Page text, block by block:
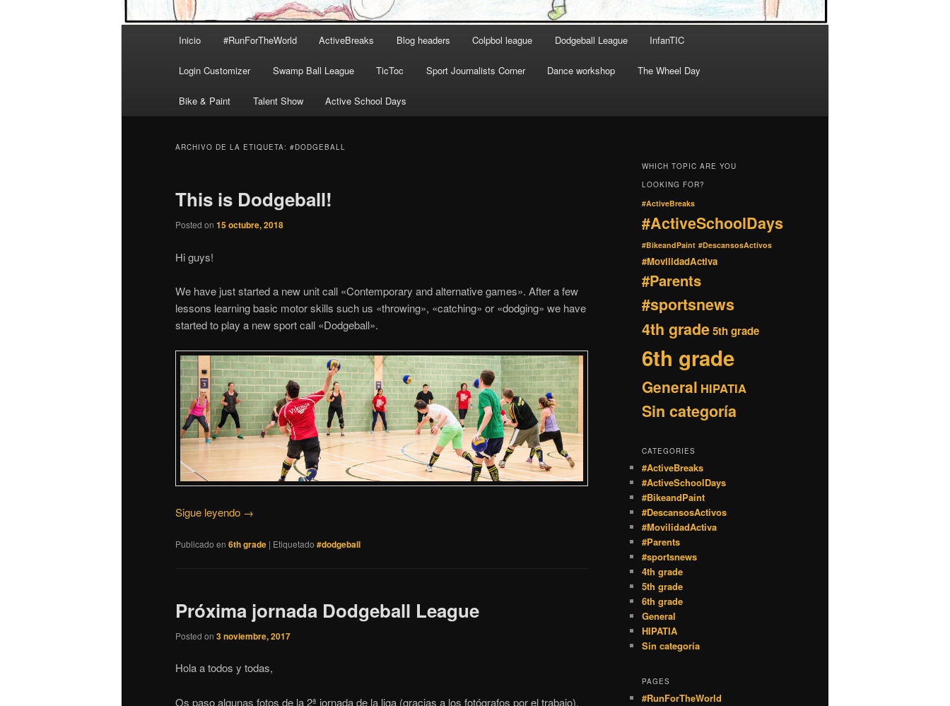
Inicio #RunForTheWorld ActiveBreaks Blog headers Colpbol league Dodgeball League InfanTIC
Login Customizer Swamp Ball League TicToc Sport Journalists Corner Dance workshop The Wheel Day
Bike & Paint Talent Show Active School Days
ARCHIVO DE LA ETIQUETA: #DODGEBALL
This is Dodgeball!
Posted on 15 octubre, 2018
Hi guys!
We have just started a new unit call «Contemporary and alternative games». After a few
lessons learning basic motor skills such us «throwing», «catching» or «dodging» we have
started to play a new sport call «Dodgeball».
Sigue leyendo →
Publicado en 6th grade | Etiquetado #dodgeball
Próxima jornada Dodgeball League
Posted on 3 noviembre, 2017
Hola a todos y todas,
Os paso algunas fotos de la 2ª jornada de la liga (gracias a los fotógrafos por el trabajo).
WHICH TOPIC ARE YOU
LOOKING FOR?
#ActiveBreaks
#ActiveSchoolDays
#BikeandPaint #DescansosActivos
#MovilidadActiva
#Parents
#sportsnews
4th grade5th grade
6th grade
General HIPATIA
Sin categoría
CATEGORIES
#ActiveBreaks
#ActiveSchoolDays
#BikeandPaint
#DescansosActivos
#MovilidadActiva
#Parents
#sportsnews
4th grade
5th grade
6th grade
General
HIPATIA
Sin categoría
PAGES
#RunForTheWorld